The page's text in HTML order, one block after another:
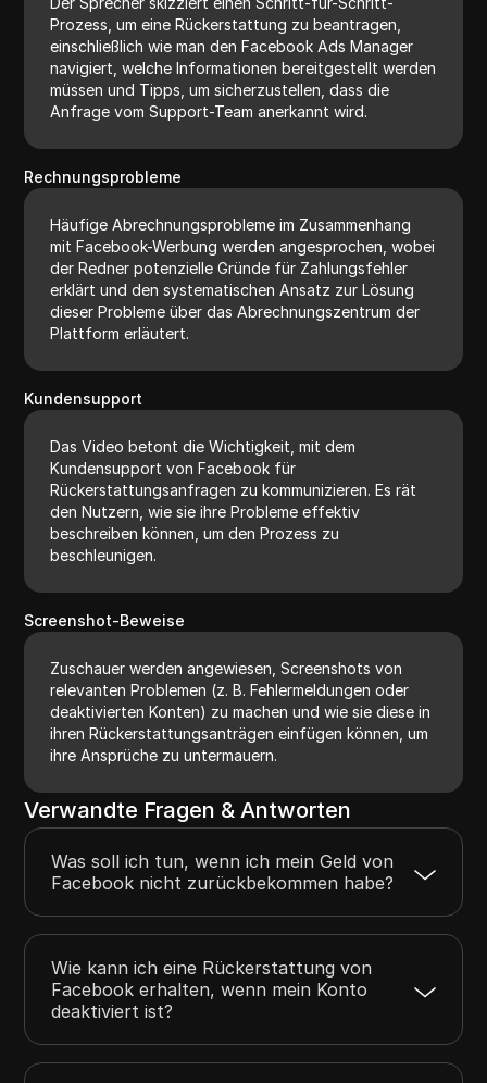
Prozess, um eine Rückerstattung zu beantragen,
einschließlich wie man den Facebook Ads Manager
navigiert, welche Informationen bereitgestellt werden
müssen und Tipps, um sicherzustellen, dass die
Anfrage vom Support-Team anerkannt wird.
Rechnungsprobleme
Häufige Abrechnungsprobleme im Zusammenhang
mit Facebook-Werbung werden angesprochen, wobei
der Redner potenzielle Gründe für Zahlungsfehler
erklärt und den systematischen Ansatz zur Lösung
dieser Probleme über das Abrechnungszentrum der
Plattform erläutert.
Kundensupport
Das Video betont die Wichtigkeit, mit dem
Kundensupport von Facebook für
Rückerstattungsanfragen zu kommunizieren. Es rät
den Nutzern, wie sie ihre Probleme effektiv
beschreiben können, um den Prozess zu
beschleunigen.
Screenshot-Beweise
Zuschauer werden angewiesen, Screenshots von
relevanten Problemen (z. B. Fehlermeldungen oder
deaktivierten Konten) zu machen und wie sie diese in
ihren Rückerstattungsanträgen einfügen können, um
ihre Ansprüche zu untermauern.
Verwandte Fragen & Antworten
Was soll ich tun, wenn ich mein Geld von
Facebook nicht zurückbekommen habe?
Wie kann ich eine Rückerstattung von
Facebook erhalten, wenn mein Konto
deaktiviert ist?